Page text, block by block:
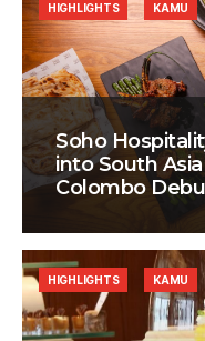
Soho
into South
Colombo
HIGHLIGHTS KAMU
HIGHLIGHTS KAMU